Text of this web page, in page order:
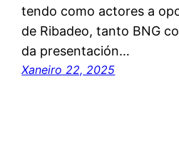
tendo como actores a
de Ribadeo, tanto BNG
da presentación…
Xaneiro 22, 2025